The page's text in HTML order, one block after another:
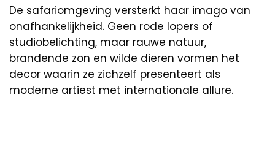
De safariomgeving versterkt haar imago van
onafhankelijkheid. Geen rode lopers of
studiobelichting, maar rauwe natuur,
brandende zon en wilde dieren vormen het
decor waarin ze zichzelf presenteert als
moderne artiest met internationale allure.